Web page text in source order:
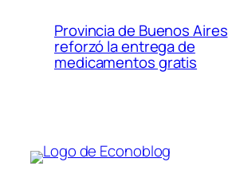
Provincia de Buenos Aires
reforzó la entrega de
medicamentos gratis